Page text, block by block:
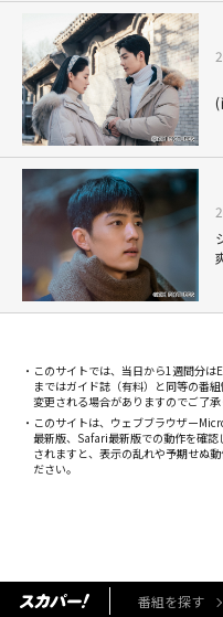
(
このサイトでは、当日から1週間分
まではガイド誌（有料）と同等の番
変更される場合がありますのでご了承
このサイトは、ウェブブラウザー
最新版、Safari最新版での動作を確
されますと、表示の乱れや予期せぬ
ださい。
番組を探す